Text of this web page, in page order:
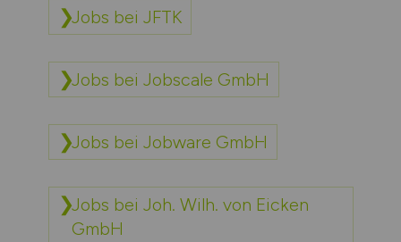
Jobs bei JFTK
Jobs bei Jobscale GmbH
Jobs bei Jobware GmbH
Jobs bei Joh. Wilh. von Eicken
GmbH